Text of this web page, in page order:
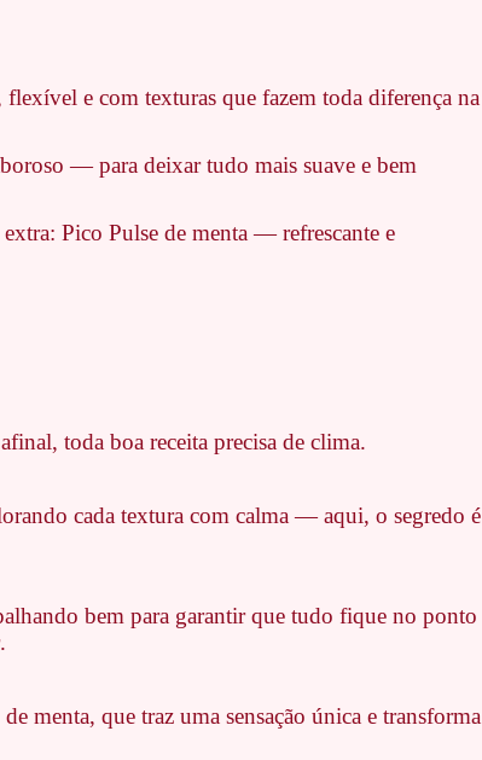
e com texturas que fazem toda diferença na
— para deixar tudo mais suave e bem
Pico Pulse de menta — refrescante e
toda boa receita precisa de clima.
cada textura com calma — aqui, o segredo é
bem para garantir que tudo fique no ponto
menta, que traz uma sensação única e transforma